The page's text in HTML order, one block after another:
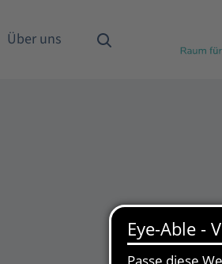
Über uns